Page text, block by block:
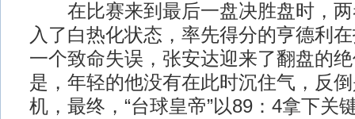
在比赛来到最后一盘决胜盘时，两
入了白热化状态，率先得分的亨德利
一个致命失误，张安达迎来了翻盘的
是，年轻的他没有在此时沉住气，反
机，最终，“台球皇帝”以89：4拿下关